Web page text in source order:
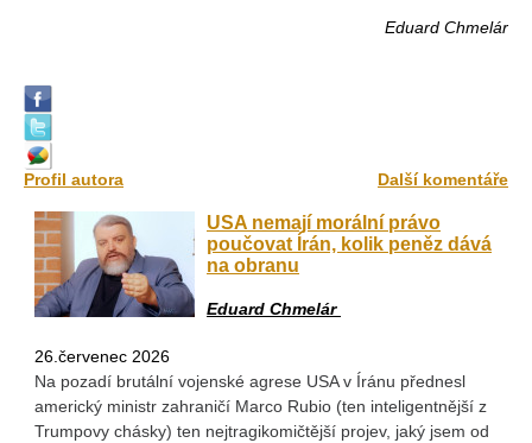
Eduard Chmelár
Profil autora Další komentáře
USA nemají morální právo
poučovat Írán, kolik peněz dává
na obranu
Eduard Chmelár
26.červenec 2026
Na pozadí brutální vojenské agrese USA v Íránu přednesl
americký ministr zahraničí Marco Rubio (ten inteligentnější z
Trumpovy chásky) ten nejtragikomičtější projev, jaký jsem od